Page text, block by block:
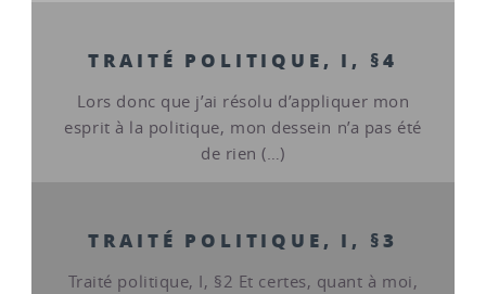
TRAITÉ POLITIQUE, I, §4
Lors donc que j’ai résolu d’appliquer mon
esprit à la politique, mon dessein n’a pas été
de rien (…)
TRAITÉ POLITIQUE, I, §3
Traité politique, I, §2 Et certes, quant à moi,